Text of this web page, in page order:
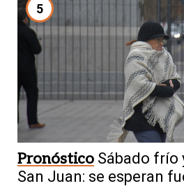
5
Pronóstico Sábado frío
San Juan: se esperan